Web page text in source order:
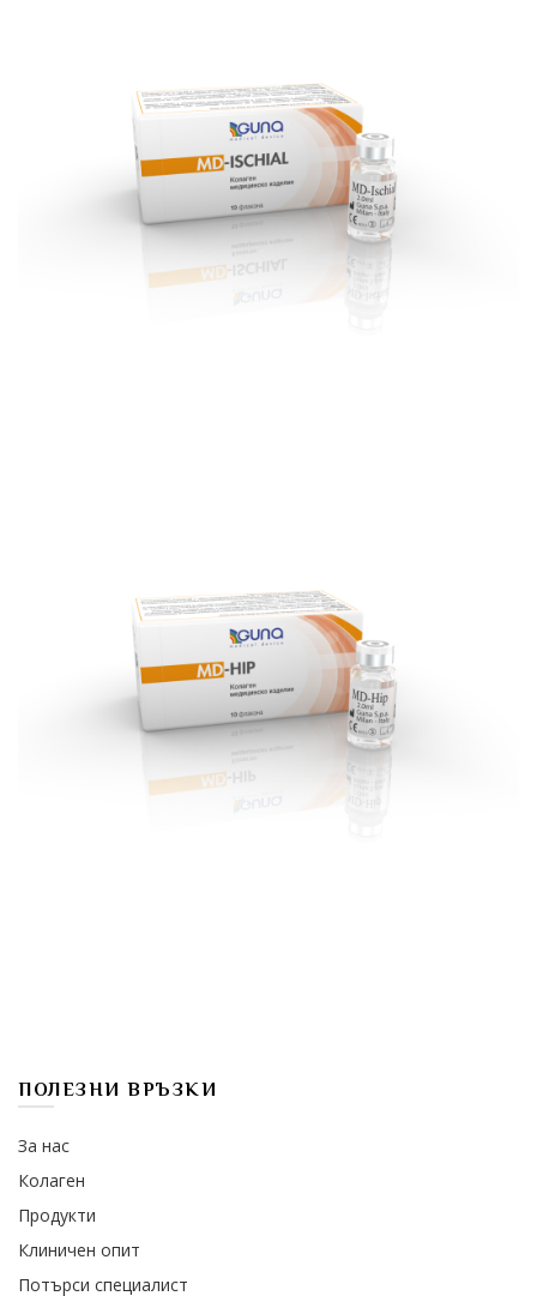
ПОЛЕЗНИ ВРЪЗКИ
За нас
Колаген
Продукти
Клиничен опит
Потърси специалист